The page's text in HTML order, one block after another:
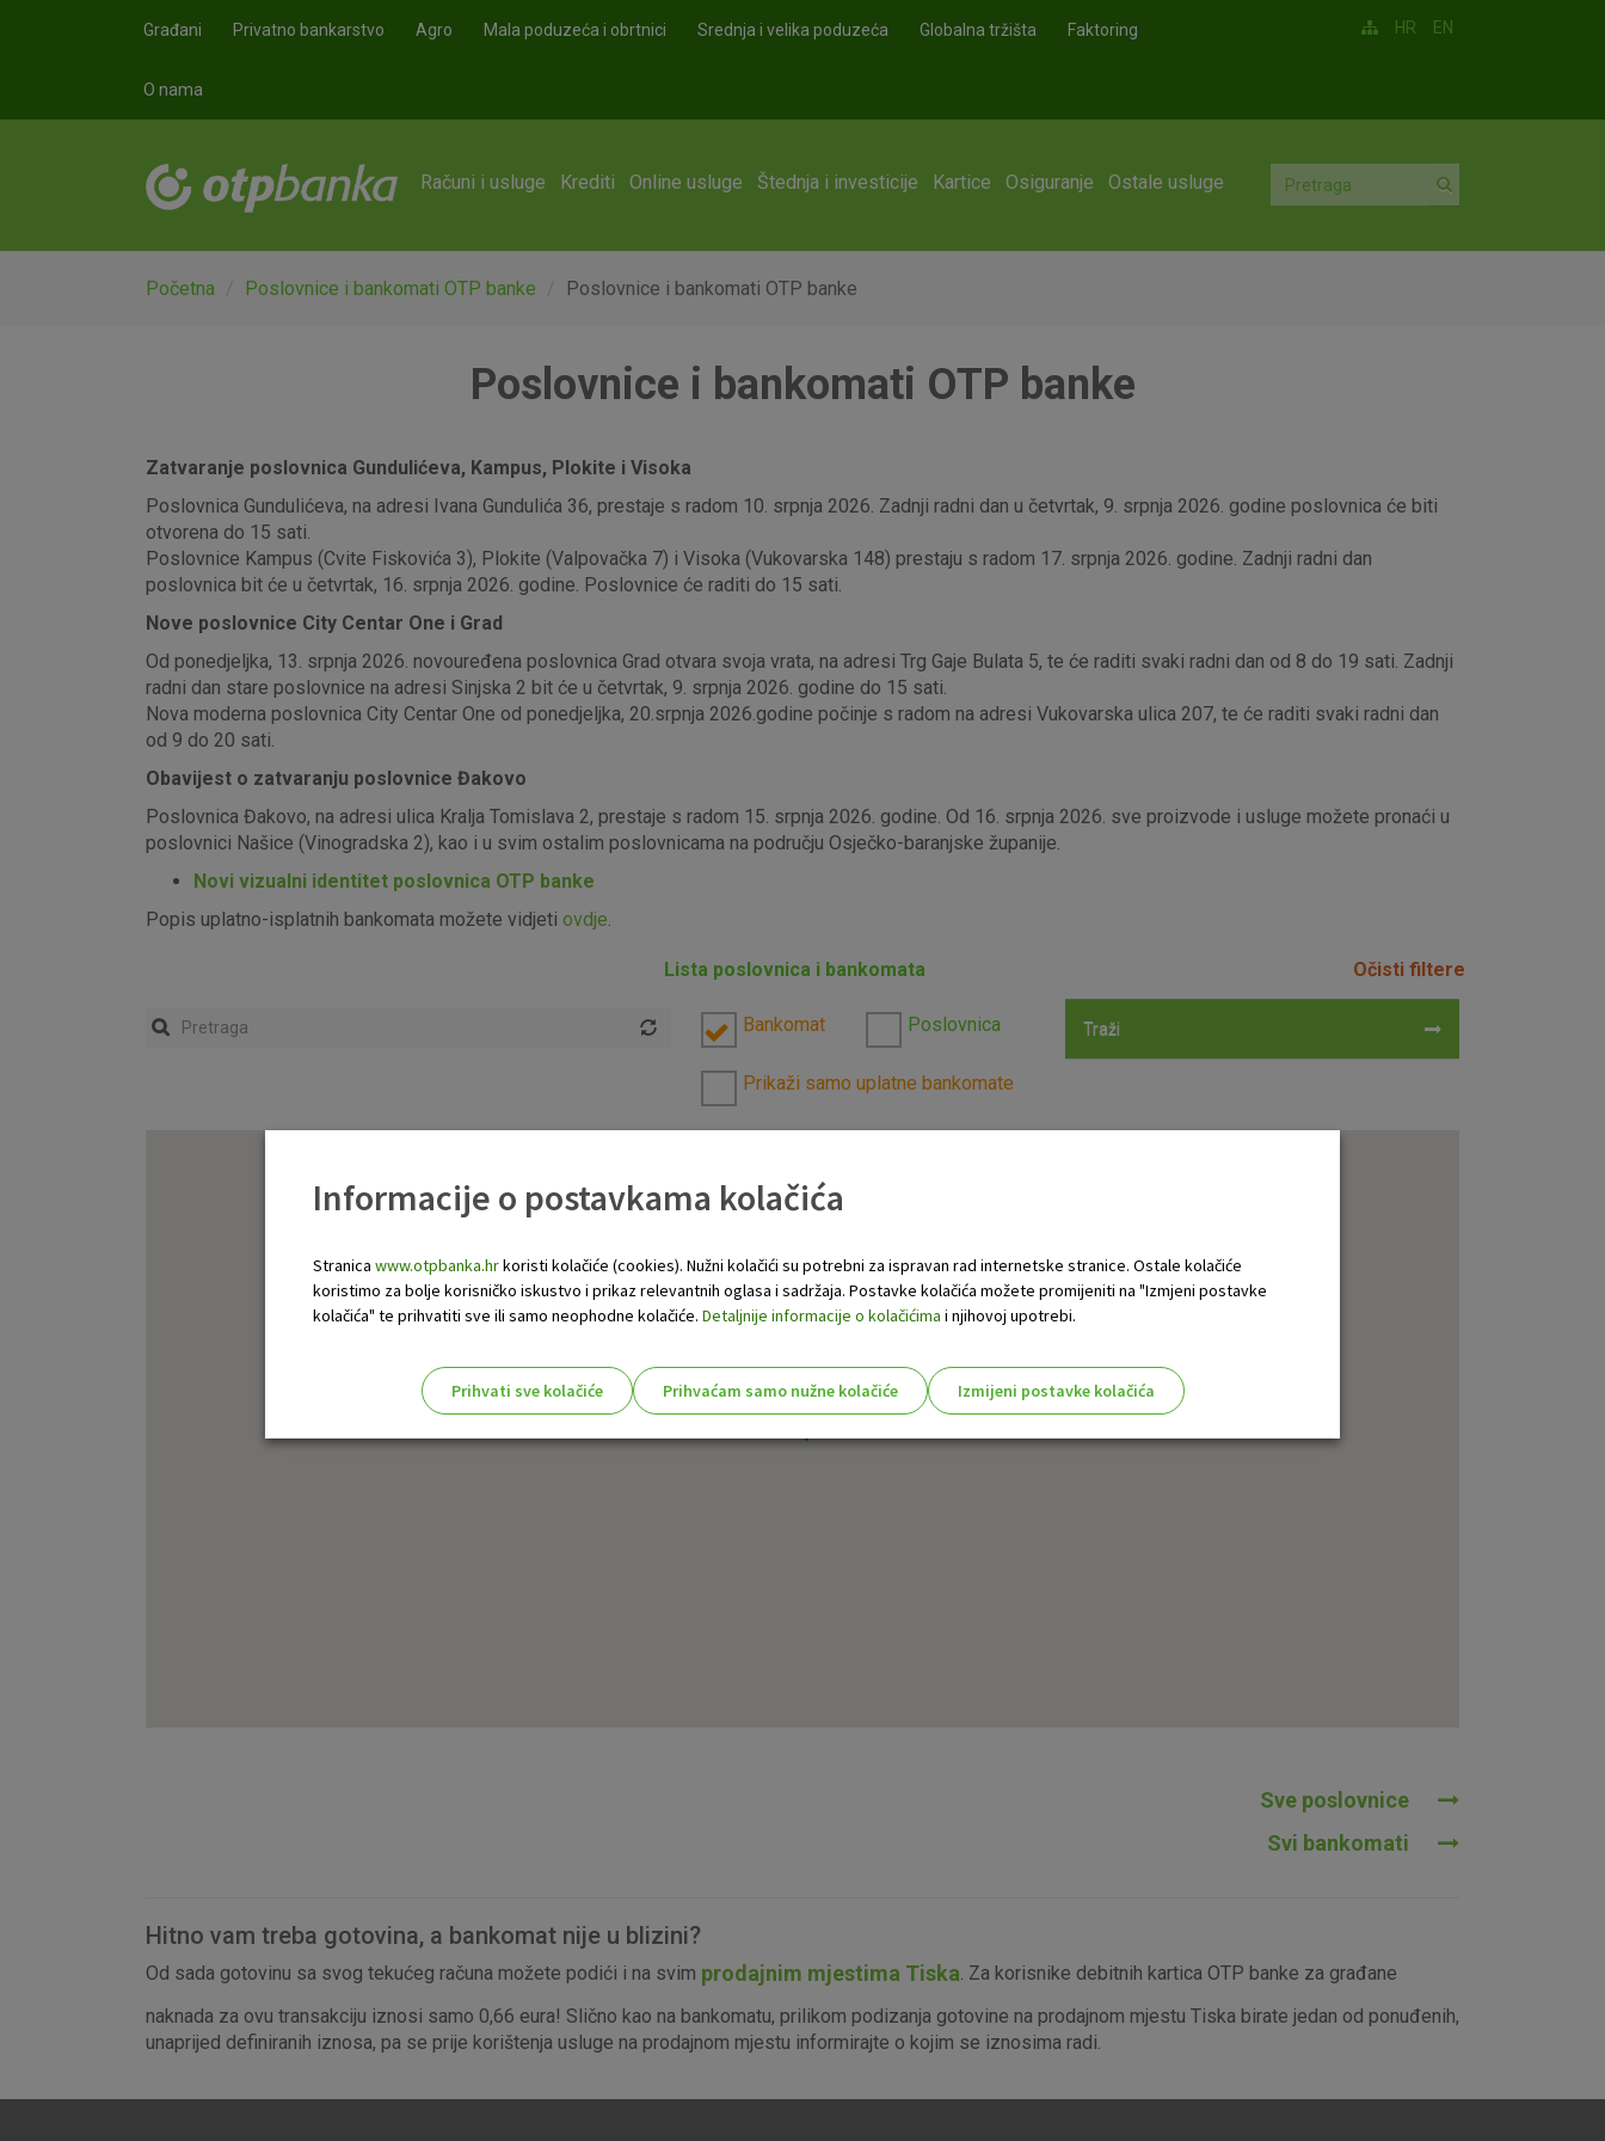
Građani Privatno bankarstvo Agro Mala poduzeća i obrtnici Srednja i velika poduzeća Globalna tržišta Faktoring
O nama
HR EN
Računi i usluge Krediti Online usluge Štednja i investicije Kartice Osiguranje Ostale usluge
Početna Poslovnice i bankomati OTP banke Poslovnice i bankomati OTP banke
Poslovnice i bankomati OTP banke
Zatvaranje poslovnica Gundulićeva, Kampus, Plokite i Visoka
Poslovnica Gundulićeva, na adresi Ivana Gundulića 36, prestaje s radom 10. srpnja 2026. Zadnji radni dan u četvrtak, 9. srpnja 2026. godine poslovnica će biti
otvorena do 15 sati.
Poslovnice Kampus (Cvite Fiskovića 3), Plokite (Valpovačka 7) i Visoka (Vukovarska 148) prestaju s radom 17. srpnja 2026. godine. Zadnji radni dan
poslovnica bit će u četvrtak, 16. srpnja 2026. godine. Poslovnice će raditi do 15 sati.
Nove poslovnice City Centar One i Grad
Od ponedjeljka, 13. srpnja 2026. novouređena poslovnica Grad otvara svoja vrata, na adresi Trg Gaje Bulata 5, te će raditi svaki radni dan od 8 do 19 sati. Zadnji
radni dan stare poslovnice na adresi Sinjska 2 bit će u četvrtak, 9. srpnja 2026. godine do 15 sati.
Nova moderna poslovnica City Centar One od ponedjeljka, 20.srpnja 2026.godine počinje s radom na adresi Vukovarska ulica 207, te će raditi svaki radni dan
od 9 do 20 sati.
Obavijest o zatvaranju poslovnice Đakovo
Poslovnica Đakovo, na adresi ulica Kralja Tomislava 2, prestaje s radom 15. srpnja 2026. godine. Od 16. srpnja 2026. sve proizvode i usluge možete pronaći u
poslovnici Našice (Vinogradska 2), kao i u svim ostalim poslovnicama na području Osječko-baranjske županije.
Novi vizualni identitet poslovnica OTP banke
Popis uplatno-isplatnih bankomata možete vidjeti ovdje.
Lista poslovnica i bankomata Očisti filtere
Bankomat Poslovnica Traži
Prikaži samo uplatne bankomate
Sve poslovnice
Svi bankomati
Hitno vam treba gotovina, a bankomat nije u blizini?
Od sada gotovinu sa svog tekućeg računa možete podići i na svim prodajnim mjestima Tiska. Za korisnike debitnih kartica OTP banke za građane
naknada za ovu transakciju iznosi samo 0,66 eura! Slično kao na bankomatu, prilikom podizanja gotovine na prodajnom mjestu Tiska birate jedan od ponuđenih,
unaprijed definiranih iznosa, pa se prije korištenja usluge na prodajnom mjestu informirajte o kojim se iznosima radi.
Informacije o postavkama kolačića
Stranica www.otpbanka.hrkoristi kolačiće (cookies). Nužni kolačići su potrebni za ispravan rad internetske stranice. Ostale kolačiće
koristimo za bolje korisničko iskustvo i prikaz relevantnih oglasa i sadržaja. Postavke kolačića možete promijeniti na "Izmjeni postavke
kolačića" te prihvatiti sve ili samo neophodne kolačiće. Detaljnije informacije o kolačićima i njihovoj upotrebi.
Prihvati sve kolačiće Prihvaćam samo nužne kolačiće
Izmijeni postavke kolačića
Marketinški